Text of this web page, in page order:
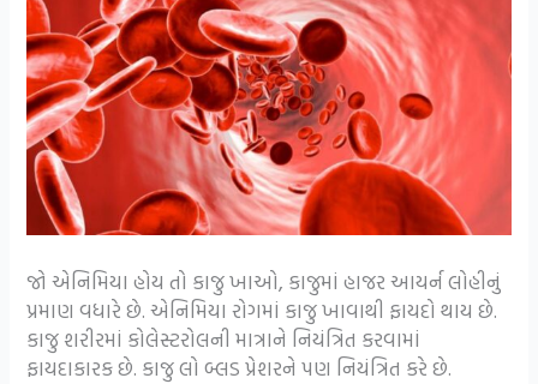
જો એનિમિયા હોય તો કાજુ ખાઓ, કાજુમાં હાજર આયર્ન લોહીનું
પ્રમાણ વધારે છે. એનિમિયા રોગમાં કાજુ ખાવાથી ફાયદો થાય છે.
કાજુ શરીરમાં કોલેસ્ટરોલની માત્રાને નિયંત્રિત કરવામાં
ફાયદાકારક છે. કાજુ લો બ્લડ પ્રેશરને પણ નિયંત્રિત કરે છે.